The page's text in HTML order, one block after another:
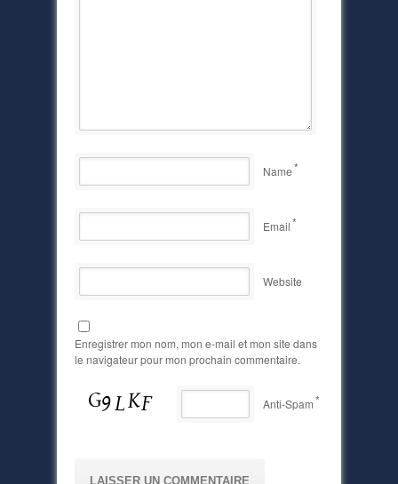
Name*
Email*
Website
Enregistrer mon nom, mon e-mail et mon site dans
le navigateur pour mon prochain commentaire.
Anti-Spam*